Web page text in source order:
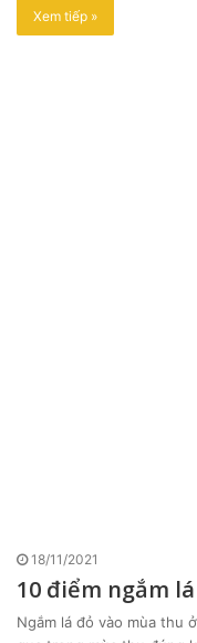
Xem tiếp »
18/11/2021
10 điểm ngắm
Ngắm lá đỏ vào mùa thu